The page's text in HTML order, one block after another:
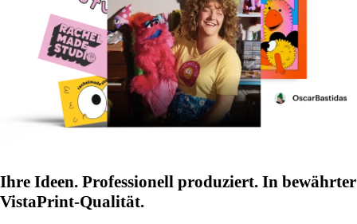
Ihre Ideen. Professionell produziert. In bewährter
VistaPrint-Qualität.